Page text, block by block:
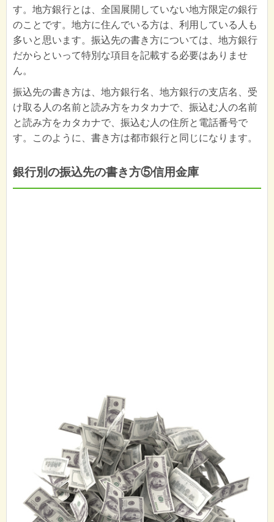
す。地方銀行とは、全国展開していない地方限定の銀行
のことです。地方に住んでいる方は、利用している人も
多いと思います。振込先の書き方については、地方銀行
だからといって特別な項目を記載する必要はありませ
ん。
振込先の書き方は、地方銀行名、地方銀行の支店名、受
け取る人の名前と読み方をカタカナで、振込む人の名前
と読み方をカタカナで、振込む人の住所と電話番号で
す。このように、書き方は都市銀行と同じになります。
銀行別の振込先の書き方⑤信用金庫